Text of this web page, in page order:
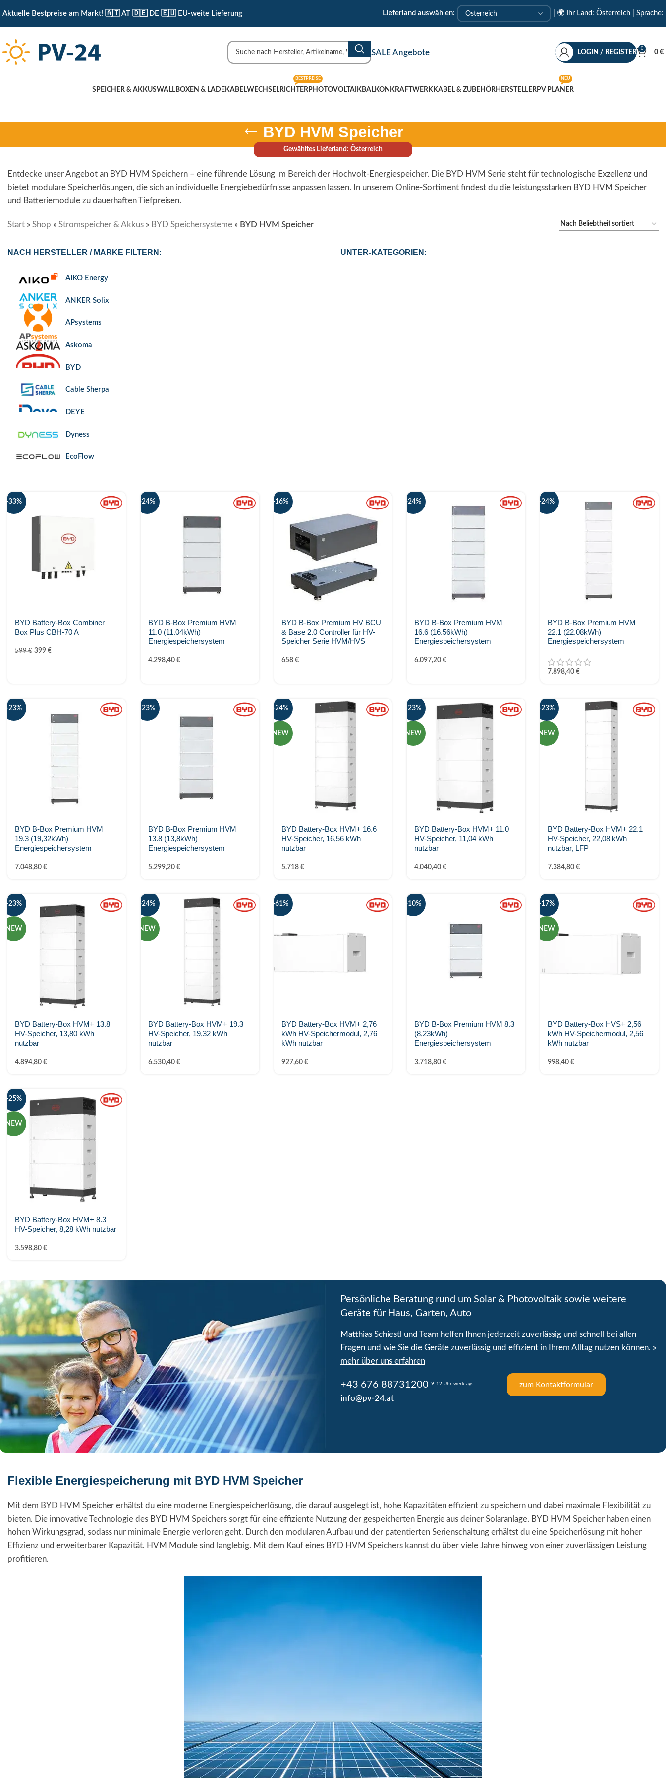
Aktuelle Bestpreise am Markt! 🇦🇹 AT 🇩🇪 DE 🇪🇺 EU-weite Lieferung Lieferland auswählen: 🌍 Ihr Land: Österreich | Sprache:
SALE Angebote LOGIN / REGISTER
0
0 €
SPEICHER & AKKUSWALLBOXEN & LADEKABELWECHSELRICHTER
BESTPREISE
PHOTOVOLTAIK BALKONKRAFTWERK KABEL & ZUBEHÖR HERSTELLER PV PLANER
NEU
BYD HVM Speicher
Gewähltes Lieferland: Österreich
Entdecke unser Angebot an BYD HVM Speichern – eine führende Lösung im Bereich der Hochvolt-Energiespeicher. Die BYD HVM Serie steht für technologische Exzellenz und
bietet modulare Speicherlösungen, die sich an individuelle Energiebedürfnisse anpassen lassen. In unserem Online-Sortiment findest du die leistungsstarken BYD HVM Speicher
und Batteriemodule zu dauerhaften Tiefpreisen.
Start » Shop » Stromspeicher & Akkus » BYD Speichersysteme » BYD HVM Speicher
NACH HERSTELLER / MARKE FILTERN:
AIKO Energy
ANKER Solix
APsystems
Askoma
BYD
Cable Sherpa
DEYE
Dyness
EcoFlow
GoodWe Technologies
Huawei
KEBA
MARSTEK Energy
Metron
Midea
PV-24.at Eigenmarke
SALZSTROM
Shelly
SMA Solar
SOFAR
SolarEdge
Stäubli
SunFUSE
Sungrow
Tigo energy
Trina Solar
Zendure
ZYC Energy
UNTER-KATEGORIEN:
-33%
BYD Battery-Box Combiner
Box Plus CBH-70 A
599€ 399 €
-24%
BYD B-Box Premium HVM
11.0 (11,04kWh)
Energiespeichersystem
4.298,40 €
-16%
BYD B-Box Premium HV BCU
& Base 2.0 Controller für HV-
Speicher Serie HVM/HVS
658 €
-24%
BYD B-Box Premium HVM
16.6 (16,56kWh)
Energiespeichersystem
6.097,20€
-24%
BYD B-Box Premium HVM
22.1 (22,08kWh)
Energiespeichersystem
7.898,40€
-23%
BYD B-Box Premium HVM
19.3 (19,32kWh)
Energiespeichersystem
7.048,80 €
-23%
BYD B-Box Premium HVM
13.8 (13,8kWh)
Energiespeichersystem
5.299,20 €
-24%
NEW
BYD Battery-Box HVM+ 16.6
HV-Speicher, 16,56 kWh
nutzbar
5.718 €
-23%
NEW
BYD Battery-Box HVM+ 11.0
HV-Speicher, 11,04 kWh
nutzbar
4.040,40€
-23%
NEW
BYD Battery-Box HVM+ 22.1
HV-Speicher, 22,08 kWh
nutzbar, LFP
7.384,80€
-23%
NEW
BYD Battery-Box HVM+ 13.8
HV-Speicher, 13,80 kWh
nutzbar
4.894,80 €
-24%
NEW
BYD Battery-Box HVM+ 19.3
HV-Speicher, 19,32 kWh
nutzbar
6.530,40 €
-61%
BYD Battery-Box HVM+ 2,76
kWh HV-Speichermodul, 2,76
kWh nutzbar
927,60 €
-10%
BYD B-Box Premium HVM 8.3
(8,23kWh)
Energiespeichersystem
3.718,80€
-17%
NEW
BYD Battery-Box HVS+ 2,56
kWh HV-Speichermodul, 2,56
kWh nutzbar
998,40€
-25%
NEW
BYD Battery-Box HVM+ 8.3
HV-Speicher, 8,28 kWh nutzbar
3.598,80 €
Persönliche Beratung rund um Solar & Photovoltaik sowie weitere
Geräte für Haus, Garten, Auto
Matthias Schiestl und Team helfen Ihnen jederzeit zuverlässig und schnell bei allen
Fragen und wie Sie die Geräte zuverlässig und effizient in Ihrem Alltag nutzen können. »
mehr über uns erfahren
+43 676 88731200 9-12 Uhr werktags
info@pv-24.at
zum Kontaktformular
Flexible Energiespeicherung mit BYD HVM Speicher
Mit dem BYD HVM Speicher erhältst du eine moderne Energiespeicherlösung, die darauf ausgelegt ist, hohe Kapazitäten effizient zu speichern und dabei maximale Flexibilität zu
bieten. Die innovative Technologie des BYD HVM Speichers sorgt für eine effiziente Nutzung der gespeicherten Energie aus deiner Solaranlage. BYD HVM Speicher haben einen
hohen Wirkungsgrad, sodass nur minimale Energie verloren geht. Durch den modularen Aufbau und der patentierten Serienschaltung erhältst du eine Speicherlösung mit hoher
Effizienz und erweiterbarer Kapazität. HVM Module sind langlebig. Mit dem Kauf eines BYD HVM Speichers kannst du über viele Jahre hinweg von einer zuverlässigen Leistung
profitieren.
KOSTENLOSE ABHOLUNG IN UNSEREM ABHOLLAGER 🇦🇹 Uderns/Zillertal/Tirol